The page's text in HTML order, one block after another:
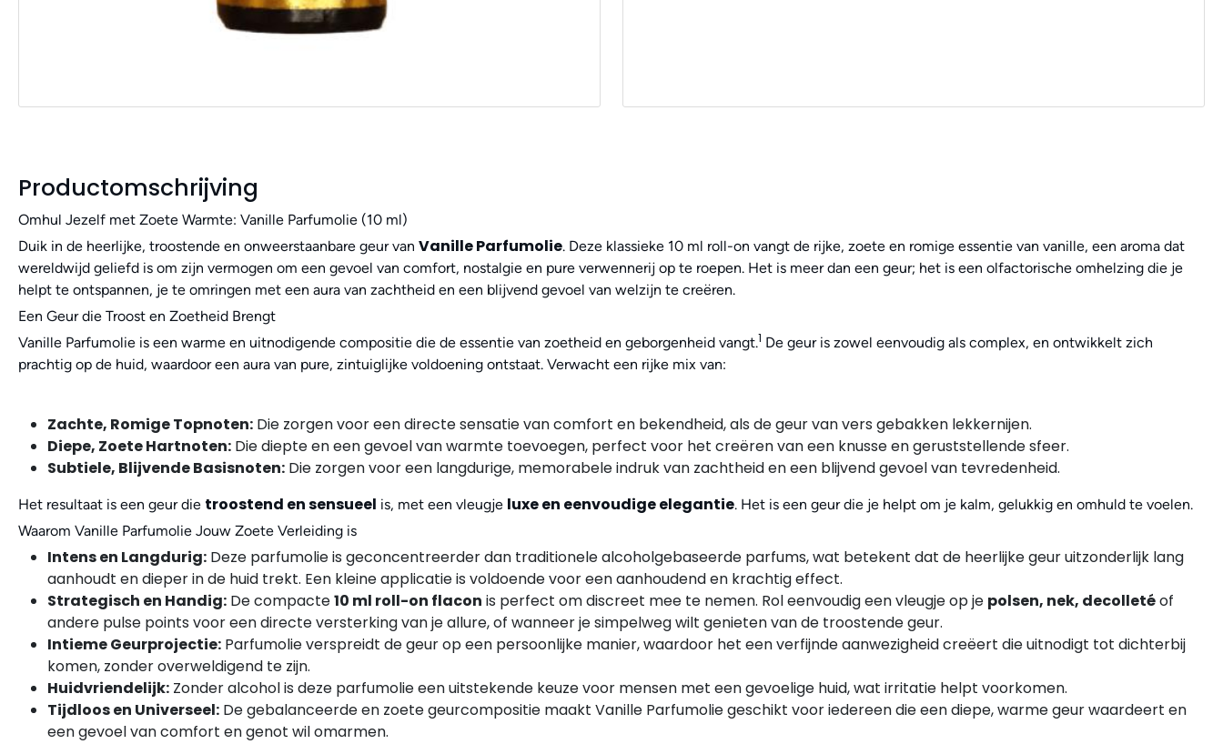
Productomschrijving
Omhul Jezelf met Zoete Warmte: Vanille Parfumolie (10 ml)
Duik in de heerlijke, troostende en onweerstaanbare geur van Vanille Parfumolie. Deze klassieke 10 ml roll-on vangt de rijke, zoete en romige essentie van vanille, een aroma dat
wereldwijd geliefd is om zijn vermogen om een gevoel van comfort, nostalgie en pure verwennerij op te roepen. Het is meer dan een geur; het is een olfactorische omhelzing die je
helpt te ontspannen, je te omringen met een aura van zachtheid en een blijvend gevoel van welzijn te creëren.
Een Geur die Troost en Zoetheid Brengt
Vanille Parfumolie is een warme en uitnodigende compositie die de essentie van zoetheid en geborgenheid vangt.1 De geur is zowel eenvoudig als complex, en ontwikkelt zich
prachtig op de huid, waardoor een aura van pure, zintuiglijke voldoening ontstaat. Verwacht een rijke mix van:
Zachte, Romige Topnoten: Die zorgen voor een directe sensatie van comfort en bekendheid, als de geur van vers gebakken lekkernijen.
Diepe, Zoete Hartnoten: Die diepte en een gevoel van warmte toevoegen, perfect voor het creëren van een knusse en geruststellende sfeer.
Subtiele, Blijvende Basisnoten: Die zorgen voor een langdurige, memorabele indruk van zachtheid en een blijvend gevoel van tevredenheid.
Het resultaat is een geur die troostend en sensueel is, met een vleugje luxe en eenvoudige elegantie. Het is een geur die je helpt om je kalm, gelukkig en omhuld te voelen.
Waarom Vanille Parfumolie Jouw Zoete Verleiding is
Intens en Langdurig: Deze parfumolie is geconcentreerder dan traditionele alcoholgebaseerde parfums, wat betekent dat de heerlijke geur uitzonderlijk lang
aanhoudt en dieper in de huid trekt. Een kleine applicatie is voldoende voor een aanhoudend en krachtig effect.
Strategisch en Handig: De compacte10 ml roll-on flacon is perfect om discreet mee te nemen. Rol eenvoudig een vleugje op je polsen, nek, decolletéof
andere pulse points voor een directe versterking van je allure, of wanneer je simpelweg wilt genieten van de troostende geur.
Intieme Geurprojectie: Parfumolie verspreidt de geur op een persoonlijke manier, waardoor het een verfijnde aanwezigheid creëert die uitnodigt tot dichterbij
komen, zonder overweldigend te zijn.
Huidvriendelijk: Zonder alcohol is deze parfumolie een uitstekende keuze voor mensen met een gevoelige huid, wat irritatie helpt voorkomen.
Tijdloos en Universeel: De gebalanceerde en zoete geurcompositie maakt Vanille Parfumolie geschikt voor iedereen die een diepe, warme geur waardeert en
een gevoel van comfort en genot wil omarmen.